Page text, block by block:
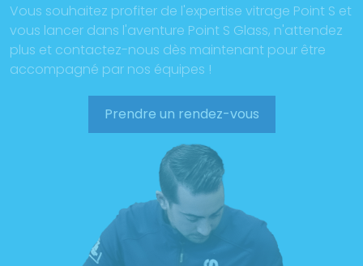
Vous souhaitez profiter de l'expertise vitrage Point S et
vous lancer dans l'aventure Point S Glass, n'attendez
plus et contactez-nous dès maintenant pour être
accompagné par nos équipes !
Prendre un rendez-vous